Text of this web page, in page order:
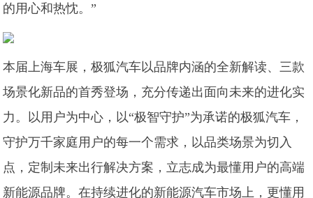
的用心和热忱。”
本届上海车展，极狐汽车以品牌内涵的全新解读、三款
场景化新品的首秀登场，充分传递出面向未来的进化实
力。以用户为中心，以“极智守护”为承诺的极狐汽车，
守护万千家庭用户的每一个需求，以品类场景为切入
点，定制未来出行解决方案，立志成为最懂用户的高端
新能源品牌。在持续进化的新能源汽车市场上，更懂用